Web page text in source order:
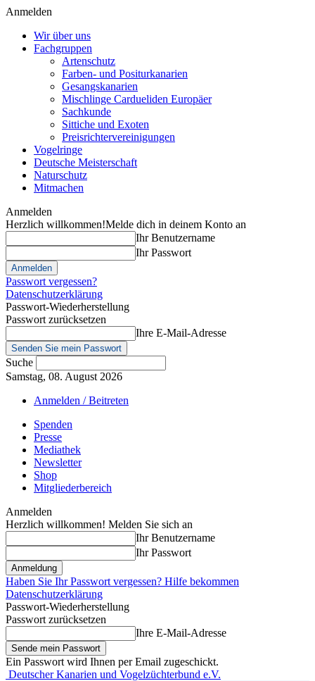
Anmelden
Wir über uns
Fachgruppen
Artenschutz
Farben- und Positurkanarien
Gesangskanarien
Mischlinge Cardueliden Europäer
Sachkunde
Sittiche und Exoten
Preisrichtervereinigungen
Vogelringe
Deutsche Meisterschaft
Naturschutz
Mitmachen
Anmelden
Herzlich willkommen!Melde dich in deinem Konto an
Ihr Benutzername
Ihr Passwort
Passwort vergessen?
Datenschutzerklärung
Passwort-Wiederherstellung
Passwort zurücksetzen
Ihre E-Mail-Adresse
Suche
Samstag, 08. August 2026
Anmelden / Beitreten
Spenden
Presse
Mediathek
Newsletter
Shop
Mitgliederbereich
Anmelden
Herzlich willkommen! Melden Sie sich an
Ihr Benutzername
Ihr Passwort
Haben Sie Ihr Passwort vergessen? Hilfe bekommen
Datenschutzerklärung
Passwort-Wiederherstellung
Passwort zurücksetzen
Ihre E-Mail-Adresse
Ein Passwort wird Ihnen per Email zugeschickt.
Deutscher Kanarien und Vogelzüchterbund e.V.